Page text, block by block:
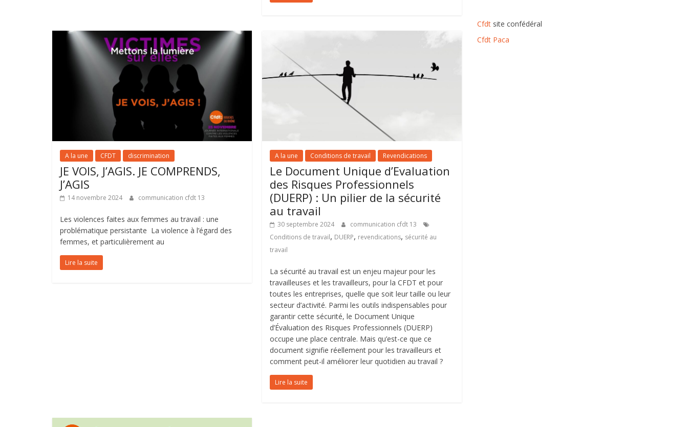
A la une CFDT discrimination
JE VOIS, J’AGIS. JE COMPRENDS,
J’AGIS
14 novembre 2024 communication cfdt 13
Les violences faites aux femmes au travail : une
problématique persistante La violence à l’égard des
femmes, et particulièrement au
Lire la suite
A la une Conditions de travail Revendications
Le Document Unique d’Evaluation
des Risques Professionnels
(DUERP) : Un pilier de la sécurité
au travail
30 septembre 2024
communication cfdt 13
Conditions de travail, DUERP, revendications, sécurité au
travail
La sécurité au travail est un enjeu majeur pour les
travailleuses et les travailleurs, pour la CFDT et pour
toutes les entreprises, quelle que soit leur taille ou leur
secteur d’activité. Parmi les outils indispensables pour
garantir cette sécurité, le Document Unique
d’Évaluation des Risques Professionnels (DUERP)
occupe une place centrale. Mais qu’est-ce que ce
document signifie réellement pour les travailleurs et
comment peut-il améliorer leur quotidien au travail ?
Lire la suite
Cfdt site confédéral
Cfdt Paca